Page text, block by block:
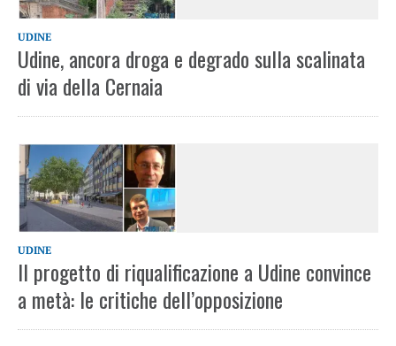
UDINE
Udine, ancora droga e degrado sulla scalinata
di via della Cernaia
UDINE
Il progetto di riqualificazione a Udine convince
a metà: le critiche dell’opposizione